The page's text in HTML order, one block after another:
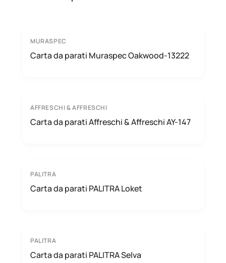
MURASPEC
Carta da parati Muraspec Oakwood-13222
AFFRESCHI & AFFRESCHI
Carta da parati Affreschi & Affreschi AY-147
PALITRA
Carta da parati PALITRA Loket
PALITRA
Carta da parati PALITRA Selva